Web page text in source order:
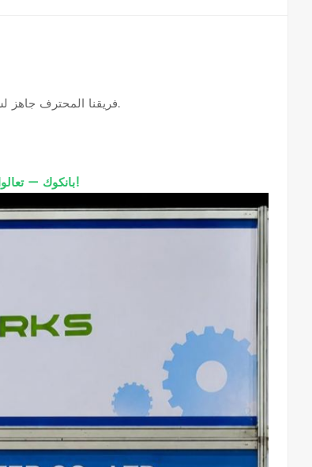
فريقنا المحترف جاهز لشرح تفاصيل المنتج، ومناقشة احتياجاتك في مجال الترشيح، واستكشاف فرص التعاون.
✨مرحباً بكم في الجناح 8C17، القاعة 98، في معرض BITEC بانكوك — تعالوا وتحدثوا إلينا وجهاً لوجه!